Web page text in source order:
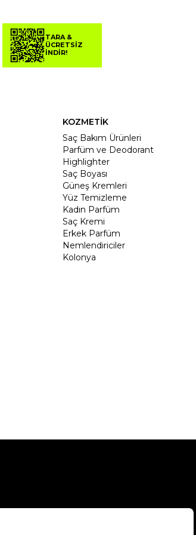
TARA &
ÜCRETSİZ
İNDİR!
KOZMETİK
Saç Bakım Ürünleri
Parfüm ve Deodorant
Highlighter
Saç Boyası
Güneş Kremleri
Yüz Temizleme
Kadın Parfüm
Saç Kremi
Erkek Parfüm
Nemlendiriciler
Kolonya